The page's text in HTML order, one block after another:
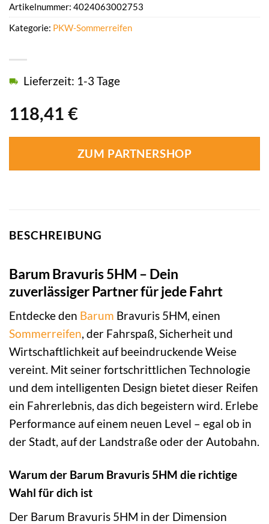
118,41 €
Lieferzeit: 1-3 Tage
ZUM PARTNERSHOP
Artikelnummer: 4024063002753
Kategorie: PKW-Sommerreifen
BESCHREIBUNG
Barum Bravuris 5HM – Dein
zuverlässiger Partner für jede Fahrt
Entdecke den Barum Bravuris 5HM, einen
Sommerreifen, der Fahrspaß, Sicherheit und
Wirtschaftlichkeit auf beeindruckende Weise
vereint. Mit seiner fortschrittlichen Technologie
und dem intelligenten Design bietet dieser Reifen
ein Fahrerlebnis, das dich begeistern wird. Erlebe
Performance auf einem neuen Level – egal ob in
der Stadt, auf der Landstraße oder der Autobahn.
Warum der Barum Bravuris 5HM die richtige
Wahl für dich ist
Der Barum Bravuris 5HM in der Dimension